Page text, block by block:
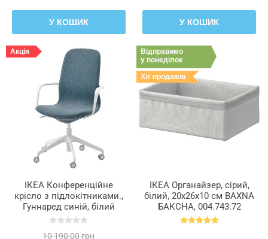
У КОШИК У КОШИК
Акція
ІКЕА Конференційне
крісло з підлокітниками.,
Гуннаред синій, білий
LÅNGFJÄLL ЛОНГФ'ЄЛЛЬ,
10 190,00 грн
Відправимо
у понеділок
Хіт продажів
ІКЕА Органайзер, сірий,
білий, 20x26x10 см BAXNA
БАКСНА, 004.743.72